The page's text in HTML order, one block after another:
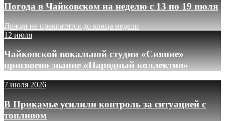
Погода в Чайковском на неделю с 13 по 19 июля
Дожди не прекратятся до конца недели
12 июля
Чайковской вокальной студии «Сияние»
присвоено звание «Народный коллектив»
7 июля 2026
В Прикамье усилили контроль за ситуацией с
топливом